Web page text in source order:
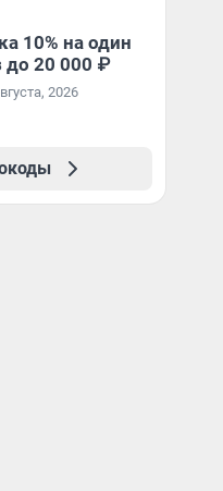
10% на один
до 20 000 ₽
2026